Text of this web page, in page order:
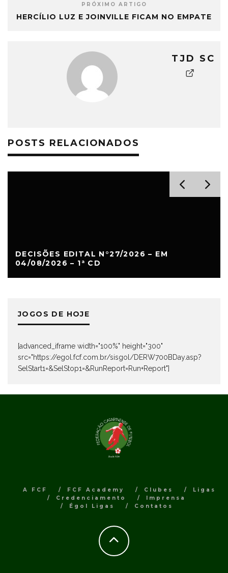
PRÓXIMO ARTIGO
HERCÍLIO LUZ E JOINVILLE FICAM NO EMPATE
TJD SC
POSTS RELACIONADOS
DECISÕES EDITAL N°27/2026 – EM
04/08/2026 – 1ª CD
JOGOS DE HOJE
[advanced_iframe width="100%" height="300"
src="https://egol.fcf.com.br/sisgol/DERW700BDay.asp?
SelStart1=&SelStop1=&RunReport=Run+Report"]
A FCF FCF Academy Clubes
Ligas
Credenciamento
Imprensa
Égol Ligas
Contatos